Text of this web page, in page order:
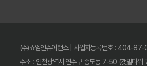
운전자보험 비교사이
(주)쇼엠인슈어런스 | 사업자등록번호 : 404-
주소 : 인천광역시 연수구 송도동 7-50 (갯벌타워